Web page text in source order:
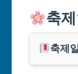
인천광
광주광
쿠팡
클룩
축
축제